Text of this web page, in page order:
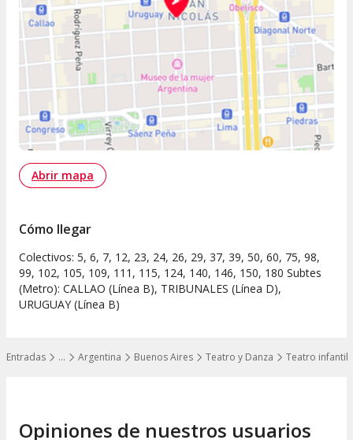
…
Mostrar todos los niveles
Entradas Argentina Buenos Aires Teatro y Danza Teatro infantil
Abrir mapa
Cómo llegar
Colectivos: 5, 6, 7, 12, 23, 24, 26, 29, 37, 39, 50, 60, 75, 98,
99, 102, 105, 109, 111, 115, 124, 140, 146, 150, 180 Subtes
(Metro): CALLAO (Línea B), TRIBUNALES (Línea D),
URUGUAY (Línea B)
Opiniones de nuestros usuarios